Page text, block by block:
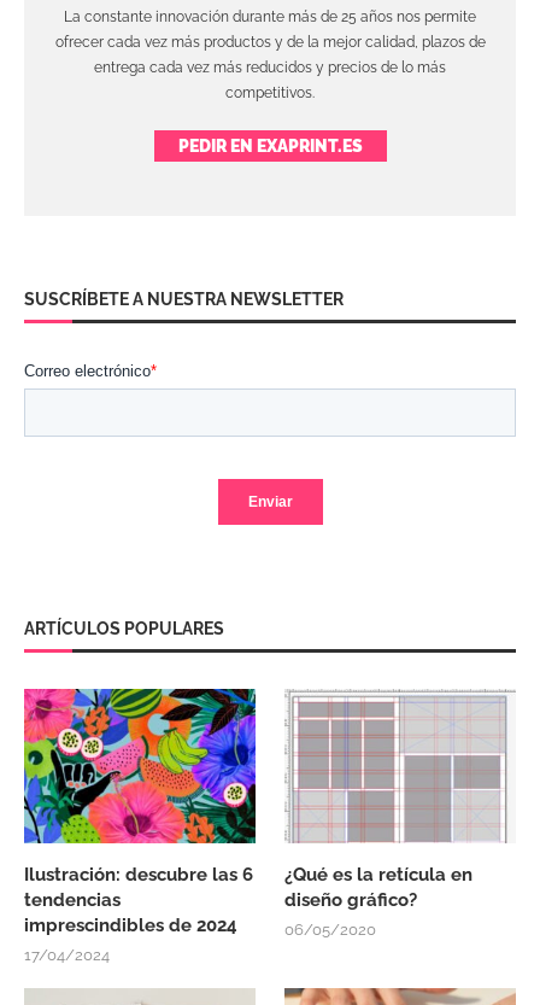
La constante innovación durante más de 25 años nos permite
ofrecer cada vez más productos y de la mejor calidad, plazos de
entrega cada vez más reducidos y precios de lo más
competitivos.
PEDIR EN EXAPRINT.ES
SUSCRÍBETE A NUESTRA NEWSLETTER
ARTÍCULOS POPULARES
Ilustración: descubre las 6
tendencias
imprescindibles de 2024
17/04/2024
¿Qué es la retícula en
diseño gráfico?
06/05/2020